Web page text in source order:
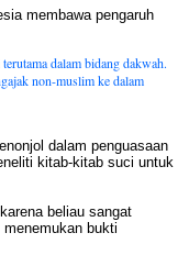
membawa pengaruh
dalam bidang dakwah.
non-muslim ke dalam
dalam penguasaan
kitab-kitab suci untuk
beliau sangat
bukti